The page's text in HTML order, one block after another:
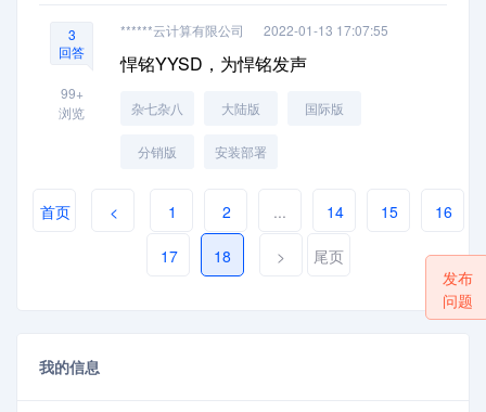
3
回答
99+
浏览
******云计算有限公司 2022-01-13 17:07:55
悍铭YYSD，为悍铭发声
杂七杂八 大陆版 国际版
分销版 安装部署
首页 < 1 2 ... 14 15 16
17 18 > 尾页
我的信息
发布
问题